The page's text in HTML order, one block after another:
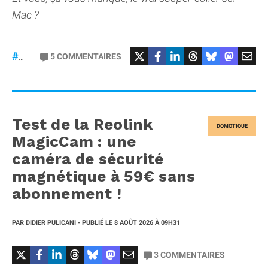
Mac ?
#macOS 5COMMENTAIRES
DOMOTIQUE
Test de la Reolink
MagicCam : une
caméra de sécurité
magnétique à 59€ sans
abonnement !
PAR DIDIER PULICANI - PUBLIÉ LE 8 AOÛT 2026 À 09H31
3COMMENTAIRES